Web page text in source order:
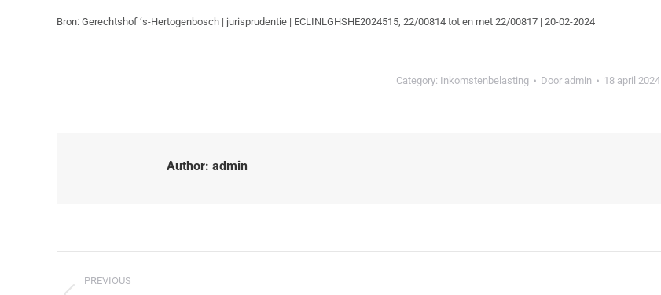
Bron: Gerechtshof ‘s-Hertogenbosch | jurisprudentie | ECLINLGHSHE2024515, 22/00814 tot en met 22/00817 | 20-02-2024
Category: Inkomstenbelasting Door admin 18 april 2024
Author: admin
PREVIOUS